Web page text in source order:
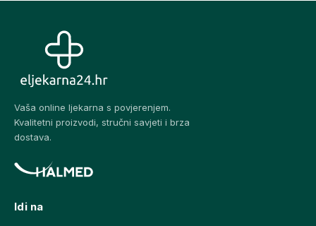
Vaša online ljekarna s povjerenjem.
Kvalitetni proizvodi, stručni savjeti i brza
dostava.
Idi na